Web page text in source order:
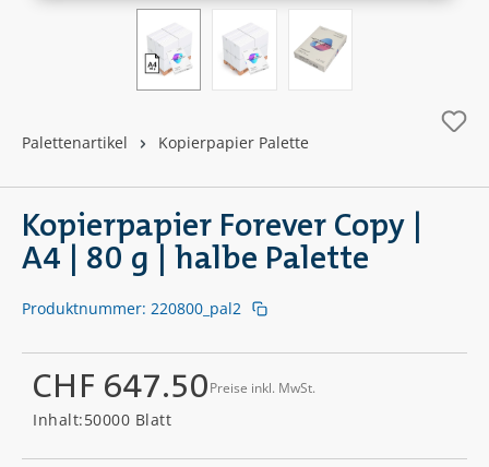
Palettenartikel Kopierpapier Palette
Kopierpapier Forever Copy |
A4 | 80 g | halbe Palette
Regulärer Preis:
CHF 647.50Preise inkl. MwSt.
Inhalt:50000 Blatt
Produktnummer: 220800_pal2